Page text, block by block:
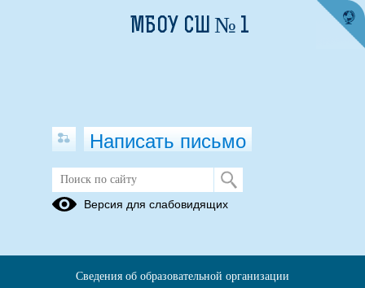
Детям - о Войне...
МБОУ СШ № 1
Написать письмо
Версия для слабовидящих
Сведения об образовательной организации